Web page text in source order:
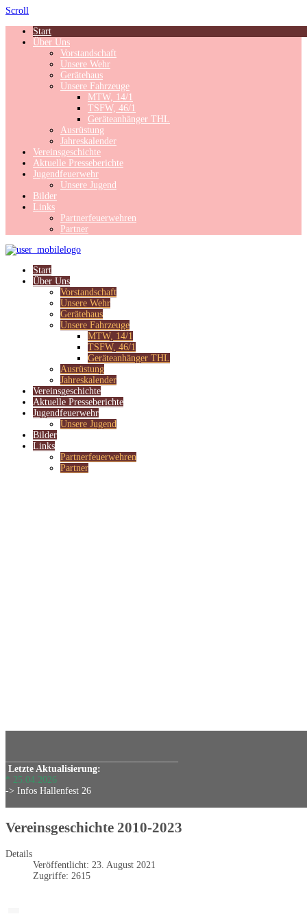
Scroll
Start
Über Uns
Vorstandschaft
Unsere Wehr
Gerätehaus
Unsere Fahrzeuge
MTW, 14/1
TSFW, 46/1
Geräteanhänger THL
Ausrüstung
Jahreskalender
Vereinsgeschichte
Aktuelle Presseberichte
Jugendfeuerwehr
Unsere Jugend
Bilder
Links
Partnerfeuerwehren
Partner
Start
Über Uns
Vorstandschaft
Unsere Wehr
Gerätehaus
Unsere Fahrzeuge
MTW, 14/1
TSFW, 46/1
Geräteanhänger THL
Ausrüstung
Jahreskalender
Vereinsgeschichte
Aktuelle Presseberichte
Jugendfeuerwehr
Unsere Jugend
Bilder
Links
Partnerfeuerwehren
Partner
Letzte Aktualisierung:
* 25.04.2026
-> Infos Hallenfest 26
Vereinsgeschichte 2010-2023
Details
Veröffentlicht: 23. August 2021
Zugriffe: 2615